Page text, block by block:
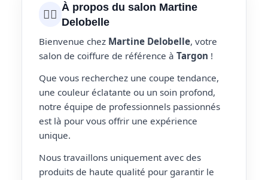
💇‍♀️ À propos du salon Martine
Delobelle
Bienvenue chez Martine Delobelle, votre
salon de coiffure de référence à Targon !
Que vous recherchez une coupe tendance,
une couleur éclatante ou un soin profond,
notre équipe de professionnels passionnés
est là pour vous offrir une expérience
unique.
Nous travaillons uniquement avec des
produits de haute qualité pour garantir le